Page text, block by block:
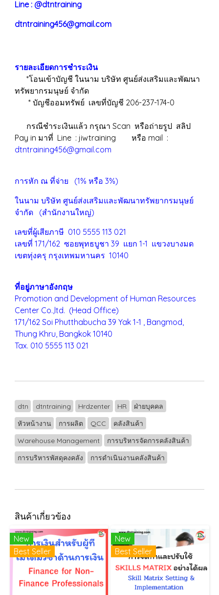
Line : @dtntraining
dtntraining456@gmail.com
รายละเอียดการชำระเงิน
*โอนเข้าบัญชี ในนาม บริษัท ศูนย์ส่งเสริมและพัฒนา
ทรัพยากรมนุษย์ จำกัด
* บัญชีออมทรัพย์ เลขที่บัญชี 206-237-174-0
กรณีชำระเงินแล้ว กรุณา Scan หรือถ่ายรูป สลิป
Pay in มาที่ Line : jiwtraining หรือ mail :
dtntraining456@gmail.com
การหัก ณ ที่จ่าย (1% หรือ 3%)
ในนาม บริษัท ศูนย์ส่งเสริมและพัฒนาทรัพยากรมนุษย์
จำกัด (สำนักงานใหญ่)
เลขที่ผู้เสียภาษี 010 5555 113 021
เลขที่ 171/162 ซอยพุทธบูชา 39 แยก 1-1 แขวงบางมด
เขตทุ่งครุ กรุงเทพมหานคร 10140
ที่อยู่ภาษาอังกฤษ
Promotion and Development of Human Resources
Center Co.,ltd. (Head Office)
171/162 Soi Phutthabucha 39 Yak 1-1 , Bangmod,
Thung Khru, Bangkok 10140
Tax. 010 5555 113 021
dtn dtntraining Hrdzenter HR
ฝ่ายบุคคล
หัวหน้างาน
การผลิต QCC
คลังสินค้า
Warehouse Management
การบริหารจัดการคลังสินค้า
การบริหารพัสดุคงคลัง
การดำเนินงานคลังสินค้า
สินค้าเกี่ยวข้อง
New
Best Seller
New
Best Seller